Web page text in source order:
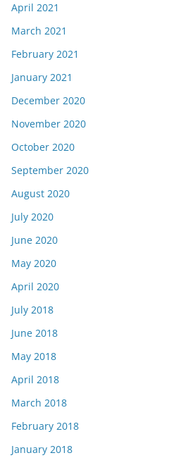
April 2021
March 2021
February 2021
January 2021
December 2020
November 2020
October 2020
September 2020
August 2020
July 2020
June 2020
May 2020
April 2020
July 2018
June 2018
May 2018
April 2018
March 2018
February 2018
January 2018